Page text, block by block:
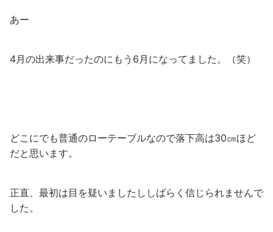
あー
4月の出来事だったのにもう6月になってました。（笑）
どこにでも普通のローテーブルなので落下高は30㎝ほど
だと思います。
正直、最初は目を疑いましたししばらく信じられませんで
した。